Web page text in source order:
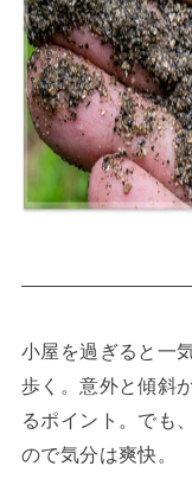
小屋を過ぎると一
歩く。意外と傾斜
るポイント。でも
ので気分は爽快。